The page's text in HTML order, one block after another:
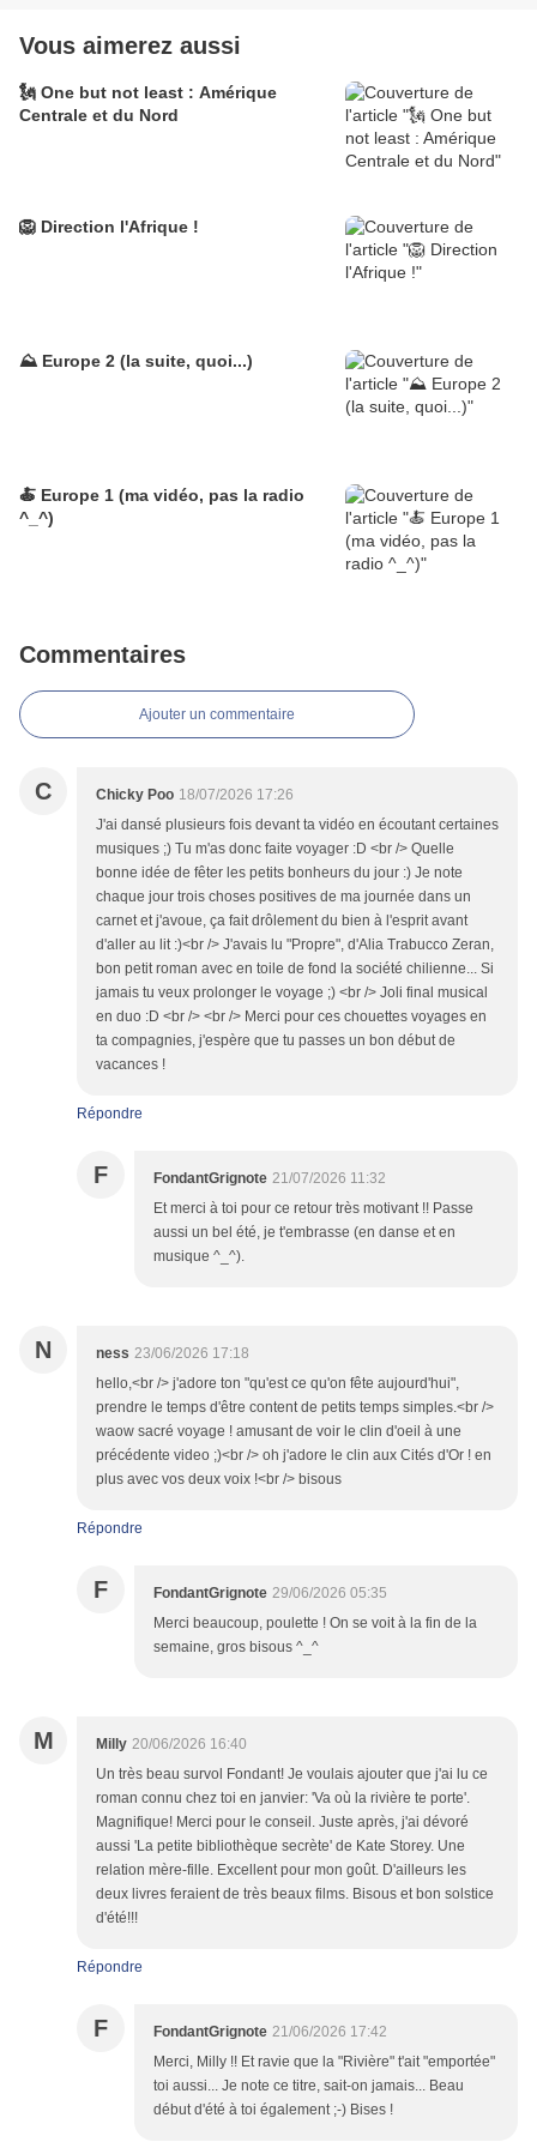
Vous aimerez aussi
🗽 One but not least : Amérique
Centrale et du Nord
🦁 Direction l'Afrique !
⛰️ Europe 2 (la suite, quoi...)
🍝 Europe 1 (ma vidéo, pas la radio
^_^)
Commentaires
Ajouter un commentaire
C Chicky Poo 18/07/2026 17:26
J'ai dansé plusieurs fois devant ta vidéo en écoutant certaines
musiques ;) Tu m'as donc faite voyager :D <br /> Quelle
bonne idée de fêter les petits bonheurs du jour :) Je note
chaque jour trois choses positives de ma journée dans un
carnet et j'avoue, ça fait drôlement du bien à l'esprit avant
d'aller au lit :)<br /> J'avais lu "Propre", d'Alia Trabucco Zeran,
bon petit roman avec en toile de fond la société chilienne... Si
jamais tu veux prolonger le voyage ;) <br /> Joli final musical
en duo :D <br /> <br /> Merci pour ces chouettes voyages en
ta compagnies, j'espère que tu passes un bon début de
vacances !
Répondre
F FondantGrignote 21/07/2026 11:32
Et merci à toi pour ce retour très motivant !! Passe
aussi un bel été, je t'embrasse (en danse et en
musique ^_^).
N ness 23/06/2026 17:18
hello,<br /> j'adore ton "qu'est ce qu'on fête aujourd'hui",
prendre le temps d'être content de petits temps simples.<br />
waow sacré voyage ! amusant de voir le clin d'oeil à une
précédente video ;)<br /> oh j'adore le clin aux Cités d'Or ! en
plus avec vos deux voix !<br /> bisous
Répondre
F FondantGrignote 29/06/2026 05:35
Merci beaucoup, poulette ! On se voit à la fin de la
semaine, gros bisous ^_^
M Milly 20/06/2026 16:40
Un très beau survol Fondant! Je voulais ajouter que j'ai lu ce
roman connu chez toi en janvier: 'Va où la rivière te porte'.
Magnifique! Merci pour le conseil. Juste après, j'ai dévoré
aussi 'La petite bibliothèque secrète' de Kate Storey. Une
relation mère-fille. Excellent pour mon goût. D'ailleurs les
deux livres feraient de très beaux films. Bisous et bon solstice
d'été!!!
Répondre
F FondantGrignote 21/06/2026 17:42
Merci, Milly !! Et ravie que la "Rivière" t'ait "emportée"
toi aussi... Je note ce titre, sait-on jamais... Beau
début d'été à toi également ;-) Bises !